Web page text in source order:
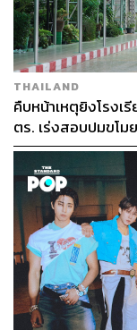
THAILAND
คืบหน้าเหตุยิงโรง
ตร. เร่งสอบปมขโม